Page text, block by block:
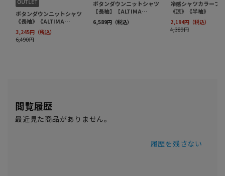
閲覧履歴
最近見た商品がありません。
履歴を残さない